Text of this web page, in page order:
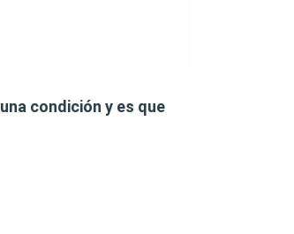
una condición y es que